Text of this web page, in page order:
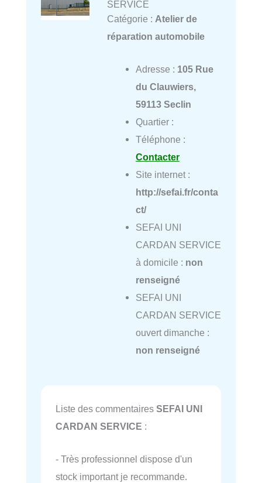
SERVICE
Catégorie : Atelier de
réparation automobile
Adresse : 105 Rue
du Clauwiers,
59113 Seclin
Quartier :
Téléphone :
Contacter
Site internet :
http://sefai.fr/conta
ct/
SEFAI UNI
CARDAN SERVICE
à domicile : non
renseigné
SEFAI UNI
CARDAN SERVICE
ouvert dimanche :
non renseigné
Liste des commentaires SEFAI UNI
CARDAN SERVICE :
- Très professionnel dispose d'un
stock important je recommande.